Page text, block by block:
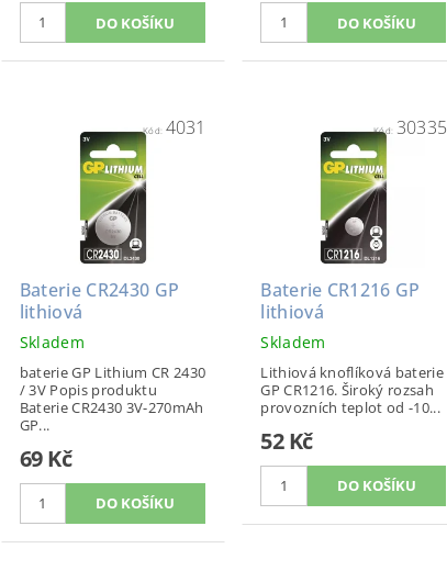
Kód: 4031
Baterie CR2430 GP
lithiová
Skladem
baterie GP Lithium CR 2430
/ 3V Popis produktu
Baterie CR2430 3V-270mAh
GP...
69 Kč
Kód: 30335
Baterie CR1216 GP
lithiová
Skladem
Lithiová knoflíková baterie
GP CR1216. Široký rozsah
provozních teplot od -10...
52 Kč